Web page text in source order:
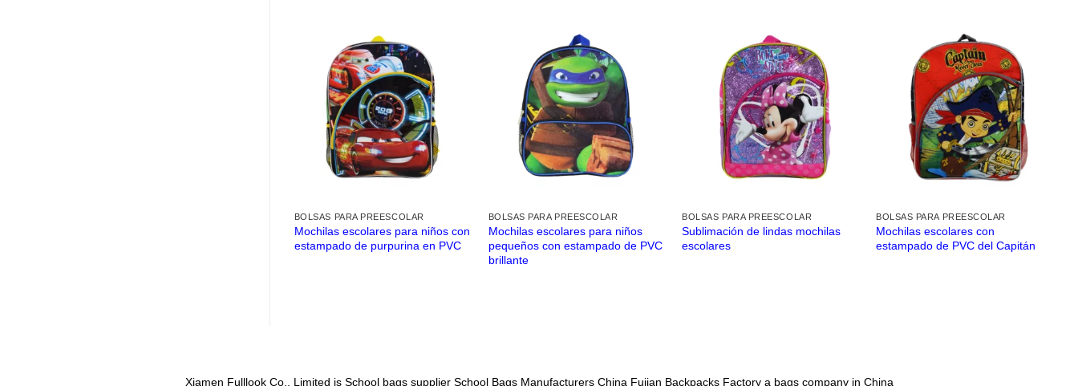
BOLSAS PARA PREESCOLAR
Mochilas escolares para niños con
estampado de purpurina en PVC
BOLSAS PARA PREESCOLAR
Mochilas escolares para niños
pequeños con estampado de PVC
brillante
BOLSAS PARA PREESCOLAR
Sublimación de lindas mochilas
escolares
BOLSAS PARA PREESCOLAR
Mochilas escolares con
estampado de PVC del Capitán
Xiamen Fulllook Co., Limited is School bags supplier School Bags Manufacturers China Fujian Backpacks Factorya bags company in China